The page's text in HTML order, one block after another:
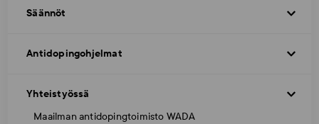
Säännöt
Antidopingohjelmat
Yhteistyössä
Maailman antidopingtoimisto WADA